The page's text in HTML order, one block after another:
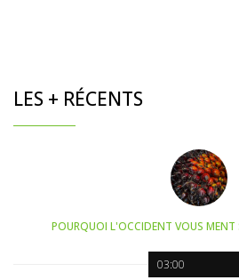
LES + RÉCENTS
03:00
POURQUOI L'OCCIDENT VOUS MENT